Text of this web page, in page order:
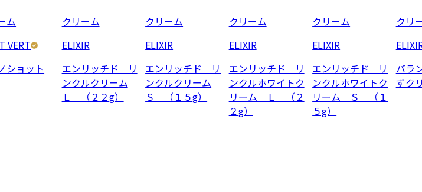
ム
VERT
ショット
クリーム
ELIXIR
エンリッチド リ
ンクルクリーム
Ｌ （２２g）
クリーム
ELIXIR
エンリッチド リ
ンクルクリーム
Ｓ （１５g）
クリーム
ELIXIR
エンリッチド リ
ンクルホワイトク
リーム Ｌ （２
２g）
クリーム
ELIXIR
エンリッチド リ
ンクルホワイトク
リーム Ｓ （１
５g）
クリ
バラ
ずク